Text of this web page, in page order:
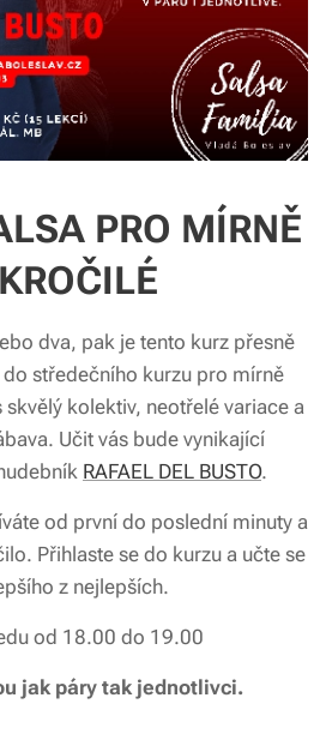
PRO MÍRNĚ
dva, pak je tento kurz přesně
středečního kurzu pro mírně
kolektiv, neotřelé variace a
Učit vás bude vynikající
RAFAEL DEL BUSTO.
od první do poslední minuty a
Přihlaste se do kurzu a učte se
z nejlepších.
od 18.00 do 19.00
jak páry tak jednotlivci.